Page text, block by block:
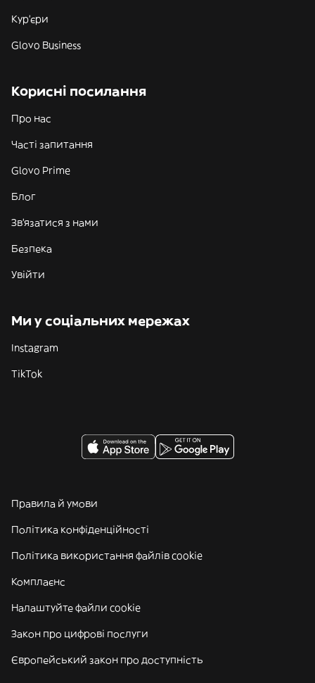
Кур'єри
Glovo Business
Корисні посилання
Про нас
Часті запитання
Glovo Prime
Блог
Зв'язатися з нами
Безпека
Увійти
Ми у соціальних мережах
Instagram
TikTok
Правила й умови
Політика конфіденційності
Політика використання файлів cookie
Комплаєнс
Налаштуйте файли cookie
Закон про цифрові послуги
Європейський закон про доступність